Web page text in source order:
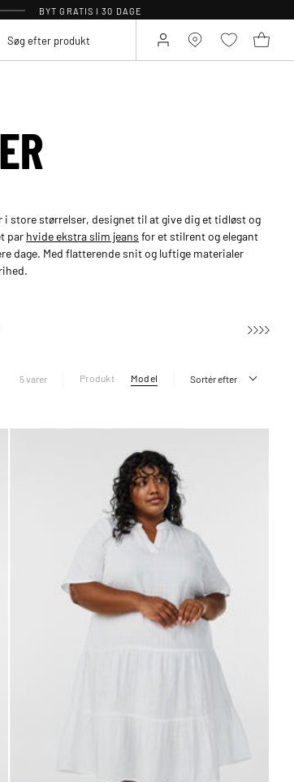
BYT GRATIS I 30 DAGE
store størrelser, designet til at give dig et tidløst og
par hvide ekstra slim jeans for et stilrent og elegant
dage. Med flatterende snit og luftige materialer
5 varer Produkt Model Sortér efter